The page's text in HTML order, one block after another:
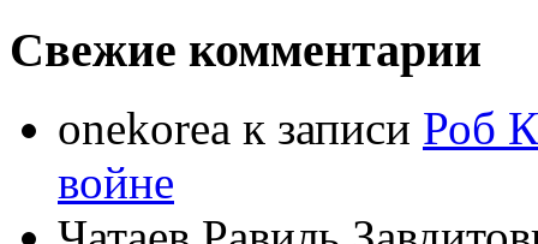
Свежие комментарии
onekorea к записи Роб
войне